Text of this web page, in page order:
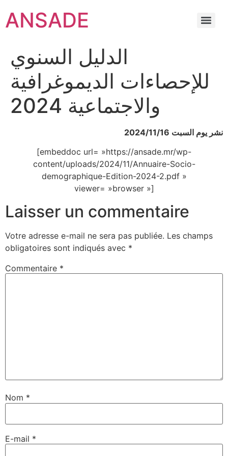
ANSADE
الدليل السنوي
للإحصاءات الديموغرافية
والاجتماعية 2024
نشر يوم السبت 2024/11/16
[embeddoc url= »https://ansade.mr/wp-
content/uploads/2024/11/Annuaire-Socio-
demographique-Edition-2024-2.pdf »
viewer= »browser »]
Laisser un commentaire
Votre adresse e-mail ne sera pas publiée. Les champs
obligatoires sont indiqués avec *
Commentaire *
Nom *
E-mail *